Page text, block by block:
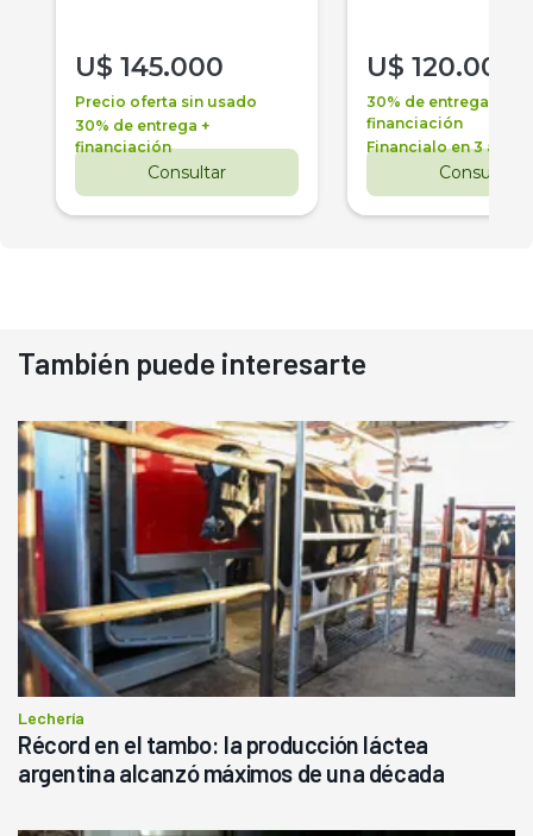
U$ 145.000
Precio oferta sin usado
30% de entrega +
financiación
Consultar
U$ 120.000
30% de entrega +
financiación
Financialo en 3 años
Consultar
También puede interesarte
Lechería
Récord en el tambo: la producción láctea
argentina alcanzó máximos de una década